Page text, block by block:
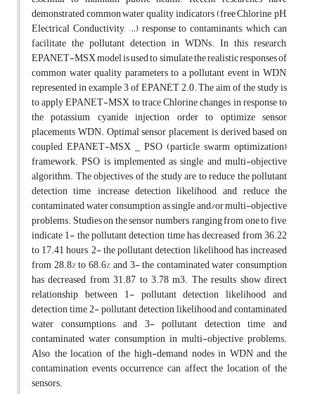
demonstrated common water quality indicators (free Chlorine, pH,
Electrical‎ Conductivity, …) response to contaminants, which can
facilitate the pollutant detection in WDNs. In this research,
EPANET-MSX model is used to simulate the realistic responses of
common water quality parameters to a pollutant event in WDN,
represented in example 3 of EPANET 2.0. The aim of the study is
to apply EPANET-MSX to trace Chlorine changes in response to
the potassium cyanide injection order to optimize sensor
placements WDN. Optimal sensor placement is derived based on
coupled EPANET-MSX _ PSO (particle swarm optimization)
framework. PSO is implemented as single and multi-objective
algorithm. The objectives of the study are to reduce the pollutant
detection time, increase detection likelihood, and reduce the
contaminated water consumption as single and/or multi-objective
problems. Studies on the sensor numbers, ranging from one to five,
indicate 1- the pollutant detection time has decreased from 36.22
to 17.41 hours, 2- the pollutant detection likelihood has increased
from 28.8% to 68.6%, and 3- the contaminated water consumption
has decreased from 31.87 to 3.78 m3. The results show direct
relationship between 1- pollutant detection likelihood and
detection time, 2- pollutant detection likelihood and contaminated
water consumptions, and 3- pollutant detection time and
contaminated water consumption in multi-objective problems.
Also, the location of the high-demand nodes in WDN and the
contamination events occurrence can affect the location of the
sensors.